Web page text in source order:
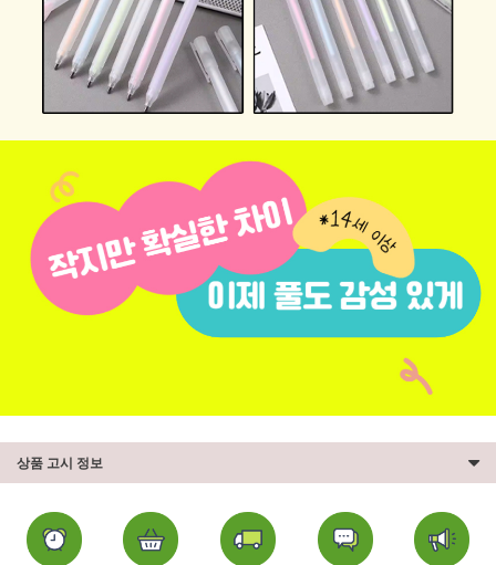
상품 고시 정보